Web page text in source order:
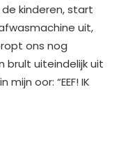
kinderen, start
uit,
ons nog
brult uiteindelijk uit
oor: “EEF! IK